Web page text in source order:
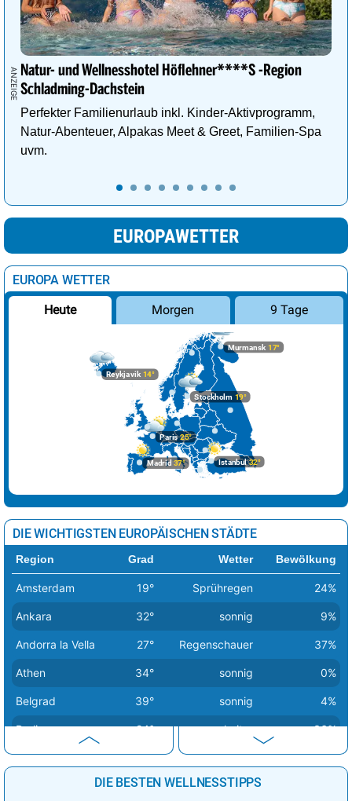
Natur- und Wellnesshotel Höflehner****S -Region
Schladming-Dachstein
Perfekter Familienurlaub inkl. Kinder-Aktivprogramm,
Natur-Abenteuer, Alpakas Meet & Greet, Familien-Spa
uvm.
EUROPAWETTER
EUROPA WETTER
Heute Morgen 9 Tage
Istanbul32°
Murmansk 17°
Paris25°
Reykjavik 14°
Stockholm19°
Madrid37°
DIE WICHTIGSTEN EUROPÄISCHEN STÄDTE
Region Grad Wetter Bewölkung
Amsterdam 19° Sprühregen 24%
Ankara 32° sonnig 9%
Andorra la Vella 27° Regenschauer 37%
Athen 34° sonnig 0%
Belgrad 39° sonnig 4%
Berlin 24° heiter 36%
Bern 26° Sprühregen 56%
29° Sprühregen
DIE BESTEN WELLNESSTIPPS